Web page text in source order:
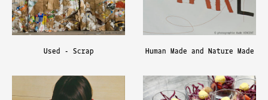
Used - Scrap Human Made and Nature Made